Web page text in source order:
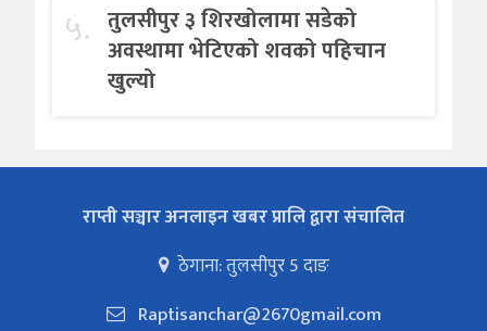
५. तुलसीपुर ३ शिरखोलामा सडेको
अवस्थामा भेटिएको शवको पहिचान
खुल्यो
राप्ती सञ्चार अनलाइन खबर प्रालि द्वारा संचालित
ठेगाना: तुलसीपुर 5 दाङ
Raptisanchar@2670gmail.com